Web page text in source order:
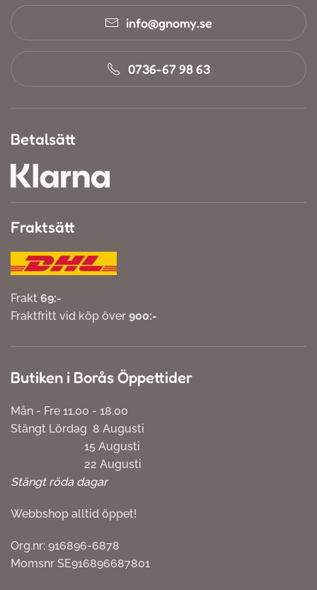
info@gnomy.se
0736-67 98 63
Betalsätt
Fraktsätt
Frakt 69:-
Fraktfritt vid köp över 900:-
Butiken i Borås Öppettider
Mån - Fre 11.00 - 18.00
Stängt Lördag 8 Augusti
15 Augusti
22 Augusti
Stängt röda dagar
Webbshop alltid öppet!
Org.nr: 916896-6878
Momsnr SE916896687801